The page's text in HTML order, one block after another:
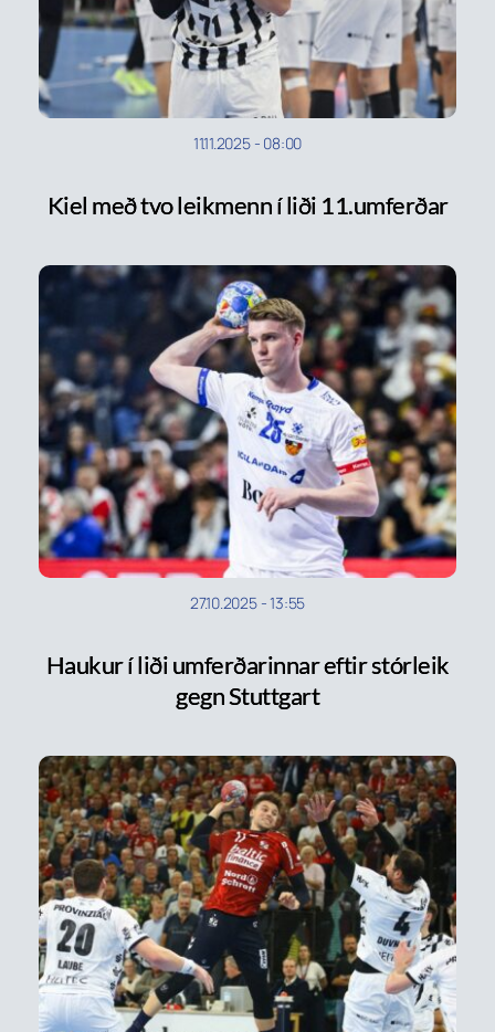
11.11.2025- 08:00
Kiel með tvo leikmenn í liði 11.umferðar
27.10.2025-13:55
Haukur í liði umferðarinnar eftir stórleik
gegn Stuttgart